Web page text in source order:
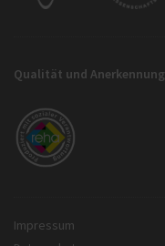
Qualität und Anerkennung
Impressum